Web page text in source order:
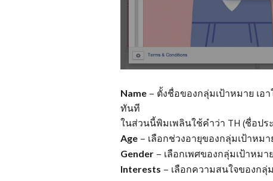
Name – ตั้งชื่อของกลุ่มเป้าหมาย เอ
ทันที
ในส่วนนี้พิมเพลินใช้คำว่า TH (ชื่อปร
Age – เลือกช่วงอายุของกลุ่มเป้าหมา
Gender – เลือกเพศของกลุ่มเป้าหมาย
Interests – เลือกความสนใจของกลุ่